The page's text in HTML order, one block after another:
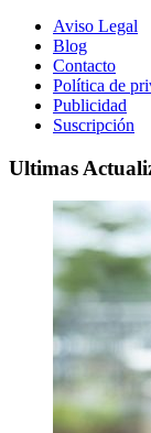
Aviso Legal
Blog
Contacto
Política de
Publicidad
Suscripción
Ultimas